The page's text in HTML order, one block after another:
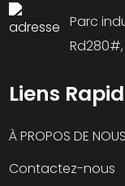
Parc
Liens
À PROPOS DE NOUS
Contactez-nous